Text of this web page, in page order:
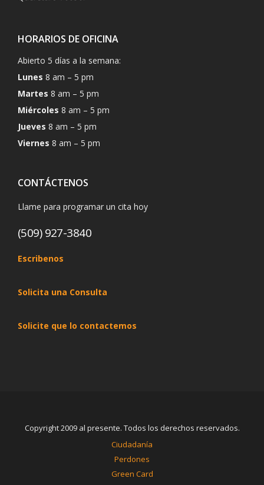
HORARIOS DE OFICINA
Abierto 5 días a la semana:
Lunes 8 am – 5 pm
Martes 8 am – 5 pm
Miércoles 8 am – 5 pm
Jueves 8 am – 5 pm
Viernes 8 am – 5 pm
CONTÁCTENOS
Llame para programar un cita hoy
(509) 927-3840
Escribenos
Solicita una Consulta
Solicite que lo contactemos
Copyright 2009 al presente. Todos los derechos reservados.
Ciudadanía
Perdones
Green Card